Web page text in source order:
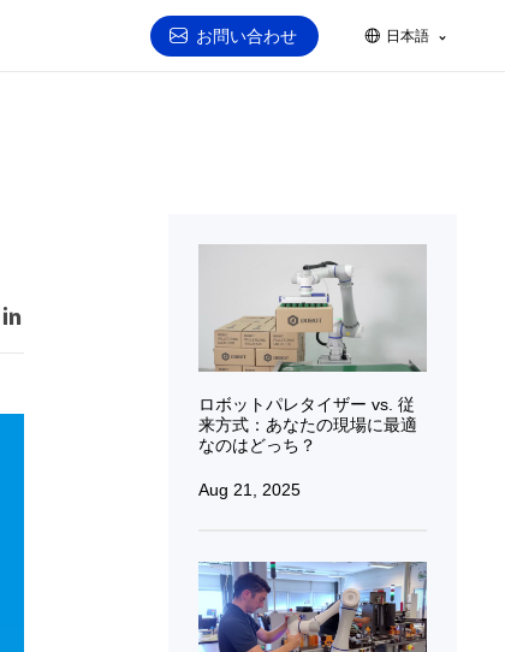
お問い合わせ 日本語
ロボットパレタイザー vs. 従
来方式：あなたの現場に最適
なのはどっち？
Aug 21, 2025